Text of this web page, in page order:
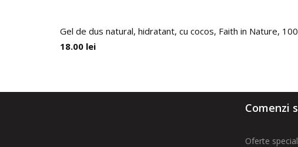
Gel de dus natural, hidratant, cu cocos, Faith in Nature,
18.00 lei
Comenzi
Oferte